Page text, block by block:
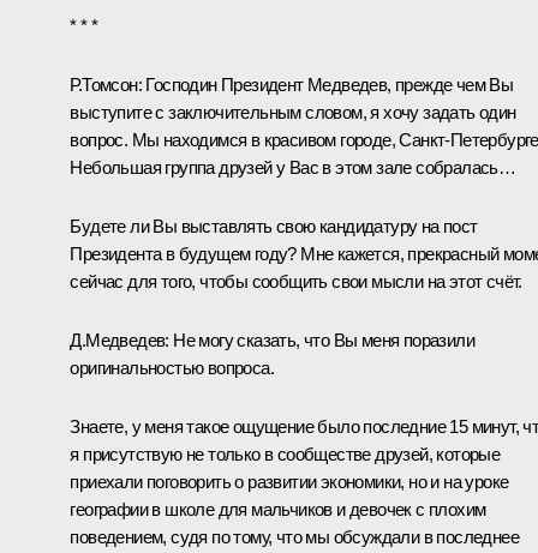
* * *
Р.Томсон: Господин Президент Медведев, прежде чем Вы
выступите с заключительным словом, я хочу задать один
вопрос. Мы находимся в красивом городе, Санкт-
Небольшая группа друзей у Вас в этом зале собралась…
Будете ли Вы выставлять свою кандидатуру на пост
Президента в будущем году? Мне кажется, прекрасный
сейчас для того, чтобы сообщить свои мысли на этот счёт.
Д.Медведев: Не могу сказать, что Вы меня поразили
оригинальностью вопроса.
Знаете, у меня такое ощущение было последние 15 минут,
я присутствую не только в сообществе друзей, которые
приехали поговорить о развитии экономики, но и на уроке
географии в школе для мальчиков и девочек с плохим
поведением, судя по тому, что мы обсуждали в последнее